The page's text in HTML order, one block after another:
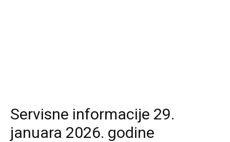
Servisne informacije 29.
januara 2026. godine